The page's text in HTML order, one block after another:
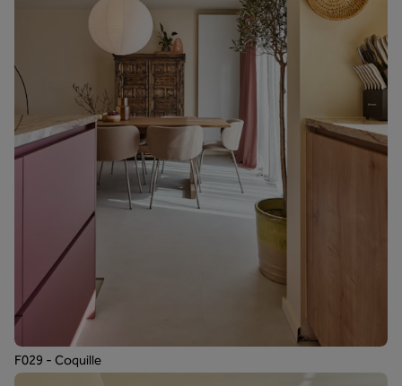
F029 - Coquille